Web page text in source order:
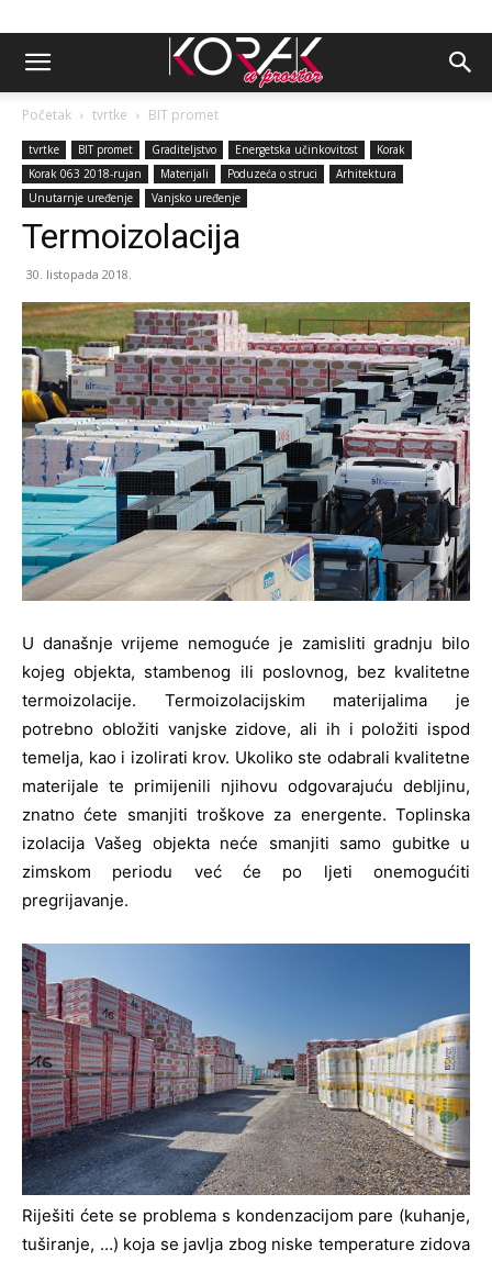
Početak tvrtke BIT promet
tvrtke BIT promet Graditeljstvo Energetska učinkovitost
Korak
Korak 063 2018-rujan
Materijali Poduzeća o struci
Arhitektura
Unutarnje uređenje
Vanjsko uređenje
Termoizolacija
30. listopada 2018.
U današnje vrijeme nemoguće je zamisliti gradnju bilo
kojeg objekta, stambenog ili poslovnog, bez kvalitetne
termoizolacije. Termoizolacijskim materijalima je
potrebno obložiti vanjske zidove, ali ih i položiti ispod
temelja, kao i izolirati krov. Ukoliko ste odabrali kvalitetne
materijale te primijenili njihovu odgovarajuću debljinu,
znatno ćete smanjiti troškove za energente. Toplinska
izolacija Vašeg objekta neće smanjiti samo gubitke u
zimskom periodu već će po ljeti onemogućiti
pregrijavanje.
Riješiti ćete se problema s kondenzacijom pare (kuhanje,
tuširanje, …) koja se javlja zbog niske temperature zidova